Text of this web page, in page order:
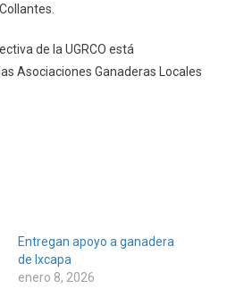
de la UGRCO está
Asociaciones Ganaderas Locales
Entregan apoyo a ganadera
de Ixcapa
enero 8, 2026